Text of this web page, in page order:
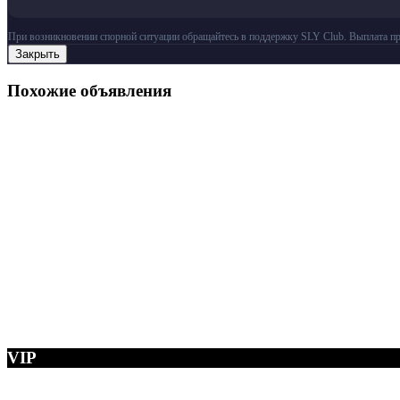
При возникновении спорной ситуации обращайтесь в поддержку SLY Club. Выплата
Закрыть
Похожие объявления
VIP